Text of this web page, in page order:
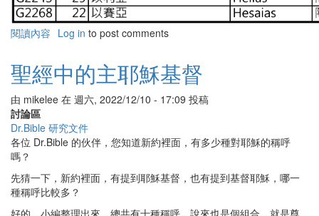
閱讀內容 有
經
的
文
對
Log in to post comments
聖經中的主耶穌基督
由 mikelee 在 週六, 2022/12/10 - 17:09 投稿
討論區
Dr.Bible 研究文件
各位 Dr.Bible 的伙伴，您知道新約裡面，有多少種對耶穌的稱呼
嗎？
先猜一下，新約裡面，有提到耶穌基督，也有提到基督耶穌，哪一
種稱呼比較多？
好的，小編整理出來，總共有十種稱呼。說來也是個組合，就是尊